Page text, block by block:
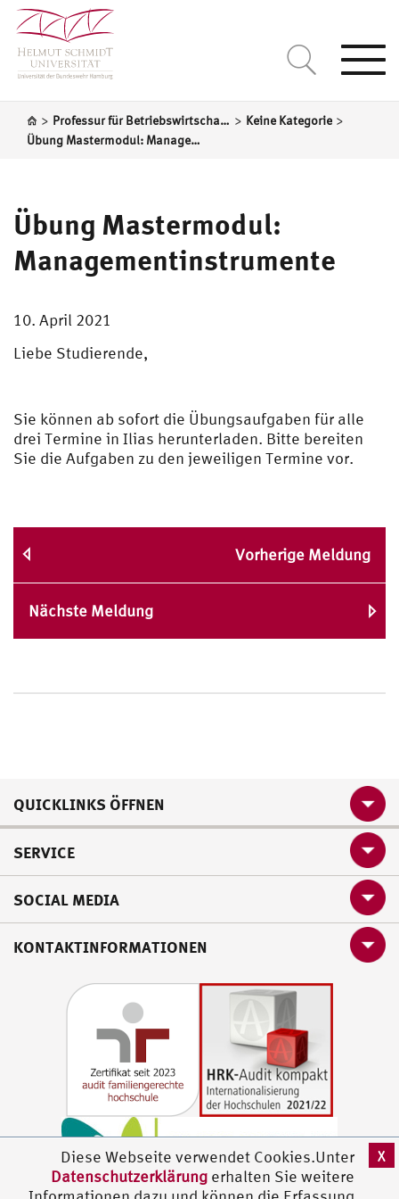
Diese Webseite verwendet Cookies.Unter
Datenschutzerklärung erhalten Sie weitere
X
> Professur für Betriebswirtschaftslehre, insb. Rechnungslegung und Wirtschaftsprüfungswesen > Keine Kategorie >
Übung Mastermodul: Managementinstrumente
Übung Mastermodul:
Managementinstrumente
10. April 2021
Liebe Studierende,
Sie können ab sofort die Übungsaufgaben für alle
drei Termine in Ilias herunterladen. Bitte bereiten
Sie die Aufgaben zu den jeweiligen Termine vor.
Vorherige Meldung
Nächste Meldung
QUICKLINKS ÖFFNEN
SERVICE
SOCIAL MEDIA
KONTAKTINFORMATIONEN